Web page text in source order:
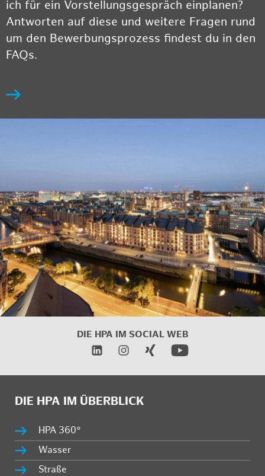
ich für ein Vorstellungsgespräch einplanen?
Antworten auf diese und weitere Fragen rund
um den Bewerbungsprozess findest du in den
FAQs.
DIE HPA IM SOCIAL WEB
DIE HPA IM ÜBERBLICK
HPA 360°
Wasser
Straße